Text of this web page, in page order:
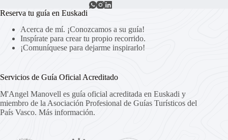
Reserva tu guía en Euskadi
Acerca de mí. ¡Conozcamos a su guía!
Inspírate para crear tu propio recorrido.
¡Comuníquese para dejarme inspirarlo!
Servicios de Guía Oficial Acreditado
M'Angel Manovell es guía oficial acreditada en Euskadi y
miembro de la Asociación Profesional de Guías Turísticos del
País Vasco. Más información.